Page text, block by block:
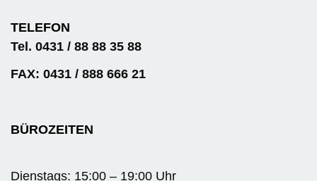
TELEFON
Tel. 0431 / 88 88 35 88
FAX: 0431 / 888 666 21
BÜROZEITEN
Dienstags: 15:00 – 19:00 Uhr